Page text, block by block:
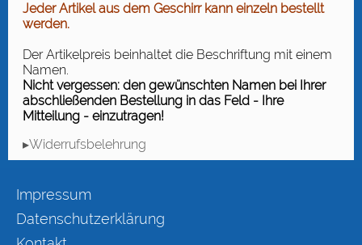
Jeder Artikel aus dem Geschirr kann einzeln bestellt
werden.
Der Artikelpreis beinhaltet die Beschriftung mit einem
Namen.
Nicht vergessen: den gewünschten Namen bei Ihrer
abschließenden Bestellung in das Feld - Ihre
Mitteilung - einzutragen!
▸Widerrufsbelehrung
Impressum
Datenschutzerklärung